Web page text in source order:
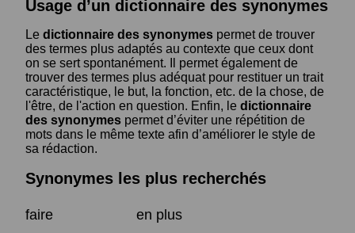
Usage d’un dictionnaire des synonymes
Le dictionnaire des synonymes permet de trouver
des termes plus adaptés au contexte que ceux dont
on se sert spontanément. Il permet également de
trouver des termes plus adéquat pour restituer un trait
caractéristique, le but, la fonction, etc. de la chose, de
l'être, de l'action en question. Enfin, le dictionnaire
des synonymes permet d’éviter une répétition de
mots dans le même texte afin d’améliorer le style de
sa rédaction.
Synonymes les plus recherchés
faire
en plus